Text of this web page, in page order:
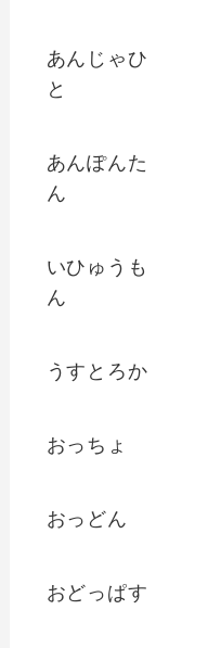
あんじゃひ
と
あんぽんた
ん
いひゅうも
ん
うすとろか
おっちょ
おっどん
おどっぱす